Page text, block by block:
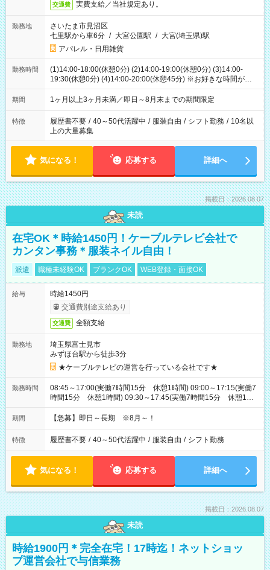
交通費 実費支給／当社規定あり。
勤務地
さいたま市見沼区
七里駅から車6分 / 大宮公園駅 / 大宮(埼玉県)駅
アパレル・日用雑貨
勤務時間
(1)14:00-18:00(休憩0分) (2)14:00-19:00(休憩0分) (3)14:00-
19:30(休憩0分) (4)14:00-20:00(休憩45分) ※お好きな時間が選べ
ます
期間 1ヶ月以上3ヶ月未満／即日～8月末までの期間限定
特徴 履歴書不要 / 40～50代活躍中 / 服装自由 / シフト勤務 / 10名以
上の大量募集
気になる！ 応募する 詳細へ
掲載日：2026.08.07
未読
在宅OK＊時給1450円！ケーブルテレビ会社で
カンタン事務＊服装ネイル自由！
派遣 職種未経験OK ブランクOK WEB登録・面接OK
給与
時給1450円
交通費別途支給あり
交通費 全額支給
勤務地
埼玉県富士見市
みずほ台駅から徒歩3分
★ケーブルテレビの運営を行っている会社です★
勤務時間
08:45～17:00(実働7時間15分 休憩1時間) 09:00～17:15(実働7
時間15分 休憩1時間) 09:30～17:45(実働7時間15分 休憩1時
間) ※11:45～20:00：週1回程度遅番あります(在宅勤務OK) ※配
属チームにより
期間 【急募】即日～長期 ※8月～！
特徴 履歴書不要 / 40～50代活躍中 / 服装自由 / シフト勤務
気になる！ 応募する 詳細へ
掲載日：2026.08.07
未読
時給1900円＊完全在宅！17時迄！ネットショッ
プ運営会社で与信業務